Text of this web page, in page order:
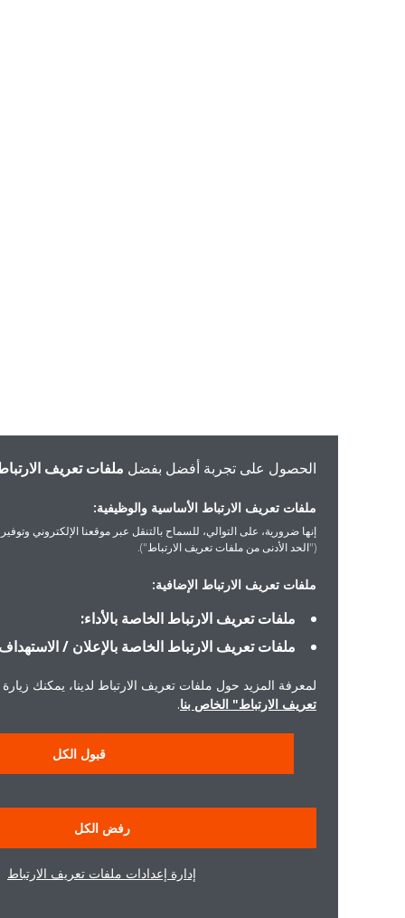
الحصول على تجربة أفضل بفضلملفات تعريف الارتباط
ملفات تعريف الارتباط الأساسية والوظيفية:
إنها ضرورية، على التوالي، للسماح بالتنقل عبر موقعنا الإلكتروني وتوفير الخدمات
("الحد الأدنى من ملفات تعريف الارتباط").
ملفات تعريف الارتباط الإضافية:
ملفات تعريف الارتباط الخاصة بالأداء:
ملفات تعريف الارتباط الخاصة بالإعلان / الاستهداف:
لمعرفة المزيد حول ملفات تعريف الارتباط لدينا، يمكنك زيارة "إشعار
تعريف الارتباط" الخاص بنا.
إدارة إعدادات ملفات تعريف الارتباط